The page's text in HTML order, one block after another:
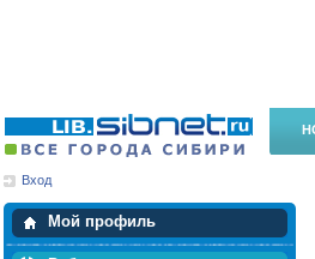
Вход
Мой профиль
Мои закладки